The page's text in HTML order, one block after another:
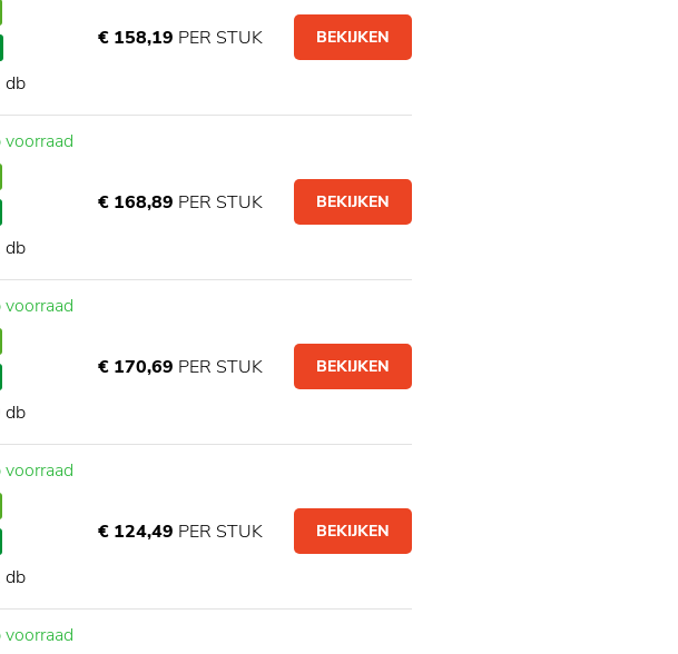
db
€ 158,19 PER STUK BEKIJKEN
voorraad
db
€ 168,89 PER STUK BEKIJKEN
voorraad
db
€ 170,69 PER STUK BEKIJKEN
voorraad
db
€ 124,49 PER STUK BEKIJKEN
voorraad